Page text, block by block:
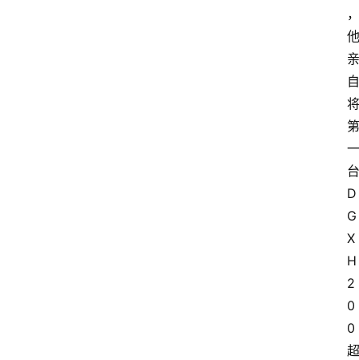
，
他
亲
自
将
第
一
台
D
G
X
H
2
0
0
超